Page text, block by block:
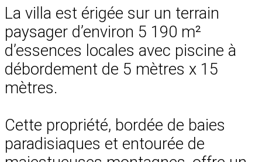
La villa est érigée sur un terrain
paysager d’environ 5 190 m²
d’essences locales avec piscine à
débordement de 5 mètres x 15
mètres.
Cette propriété, bordée de baies
paradisiaques et entourée de